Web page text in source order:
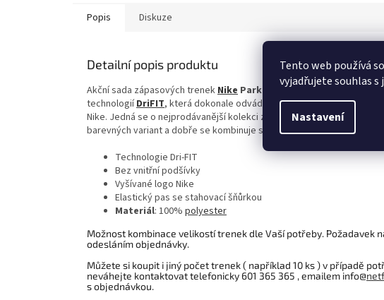
Tento web používá
vyjadřujete souhlas s
Nastavení
Popis Diskuze
Detailní popis produktu
Akční sada zápasových trenekNike Park III
bez vnitřní podšívky
technologiíDriFIT, která dokonale odvádí vlhkost od pokožky.
Nike. Jedná se o nejprodávanější kolekci zápasových trenek od firmy
barevných variant a dobře se kombinuje s dresy a stulpnami.
Technologie Dri-FIT
Bez vnitřní podšívky
Vyšívané logo Nike
Elastický pas se stahovací šňůrkou
Materiál: 100% polyester
Možnost kombinace velikostí trenek dle Vaší potřeby. Požadavek
odesláním objednávky.
Můžete si koupit i jiný počet trenek ( například 10 ks ) v případě
neváhejte kontaktovat telefonicky 601 365 365 , emailem info@
s objednávkou.